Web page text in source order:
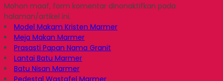
Mohon maaf, form komentar dinonaktifkan pada
halaman/artikel ini.
Model Makam Kristen Marmer
Meja Makan Marmer
Prasasti Papan Nama Granit
Lantai Batu Marmer
Batu Nisan Marmer
Pedestal Wastafel Marmer